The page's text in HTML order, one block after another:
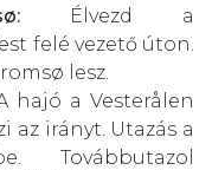
Élvezd a
felé vezető úton.
lesz.
hajó a Vesterålen
az irányt. Utazás a
Továbbutazol